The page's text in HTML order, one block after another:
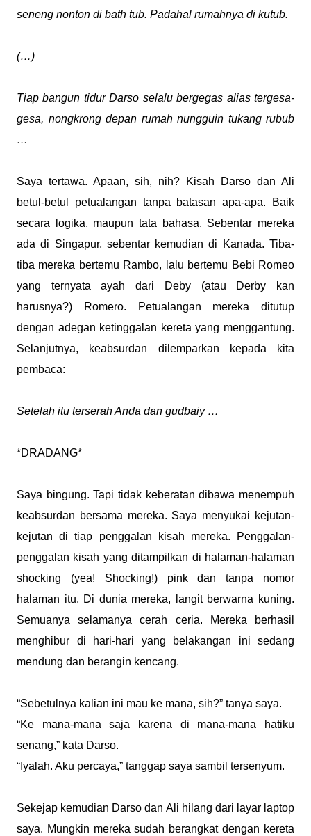
seneng nonton di bath tub. Padahal rumahnya di kutub.
(…)
Tiap bangun tidur Darso selalu bergegas alias tergesa-
gesa, nongkrong depan rumah nungguin tukang rubub
…
Saya tertawa. Apaan, sih, nih? Kisah Darso dan Ali
betul-betul petualangan tanpa batasan apa-apa. Baik
secara logika, maupun tata bahasa. Sebentar mereka
ada di Singapur, sebentar kemudian di Kanada. Tiba-
tiba mereka bertemu Rambo, lalu bertemu Bebi Romeo
yang ternyata ayah dari Deby (atau Derby kan
harusnya?) Romero. Petualangan mereka ditutup
dengan adegan ketinggalan kereta yang menggantung.
Selanjutnya, keabsurdan dilemparkan kepada kita
pembaca:
Setelah itu terserah Anda dan gudbaiy …
*DRADANG*
Saya bingung. Tapi tidak keberatan dibawa menempuh
keabsurdan bersama mereka. Saya menyukai kejutan-
kejutan di tiap penggalan kisah mereka. Penggalan-
penggalan kisah yang ditampilkan di halaman-halaman
shocking
(yea! Shocking!) pink dan tanpa nomor
halaman itu. Di dunia mereka, langit berwarna kuning.
Semuanya selamanya cerah ceria. Mereka berhasil
menghibur di hari-hari yang belakangan ini sedang
mendung dan berangin kencang.
“Sebetulnya kalian ini mau ke mana, sih?” tanya saya.
“Ke mana-mana saja karena di mana-mana hatiku
senang,” kata Darso.
“Iyalah. Aku percaya,” tanggap saya sambil tersenyum.
Sekejap kemudian Darso dan Ali hilang dari layar laptop
saya. Mungkin mereka sudah berangkat dengan kereta